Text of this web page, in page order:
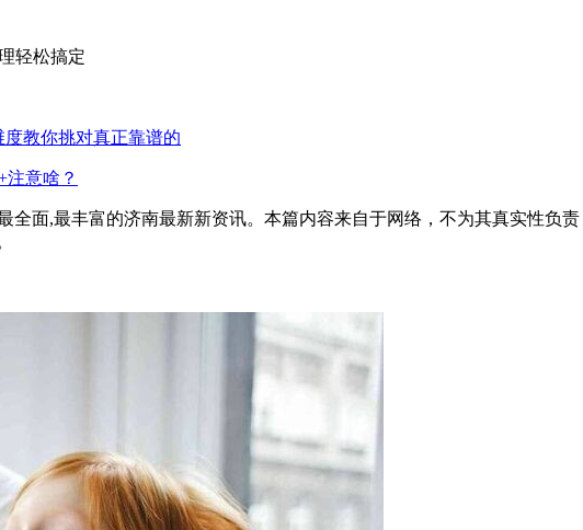
轻松搞定
教你挑对真正靠谱的
意啥？
全面,最丰富的济南最新新资讯。本篇内容来自于网络，不为其真实性负